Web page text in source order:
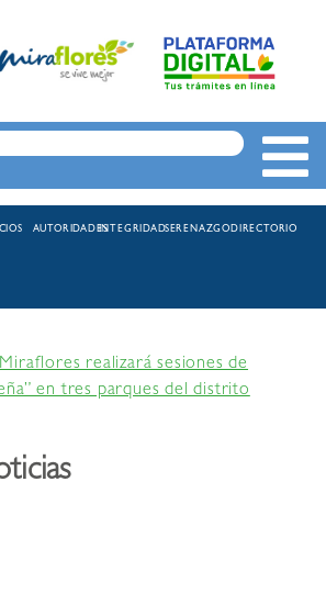
AUTORIDADESINTEGRIDADSERENAZGODIRECTORIO
Miraflores realizará sesiones de
en tres parques del distrito